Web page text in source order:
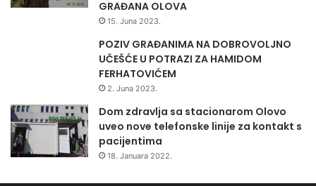
GRAĐANA OLOVA
15. Juna 2023.
POZIV GRAĐANIMA NA DOBROVOLJNO
UČEŠĆE U POTRAZI ZA HAMIDOM
FERHATOVIĆEM
2. Juna 2023.
Dom zdravlja sa stacionarom Olovo
uveo nove telefonske linije za kontakt s
pacijentima
18. Januara 2022.